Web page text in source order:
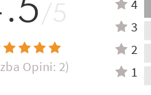
/5
Opini: 2)
4
3
2
1